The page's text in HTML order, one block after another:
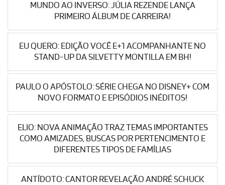
MUNDO AO INVERSO: JÚLIA REZENDE LANÇA
PRIMEIRO ÁLBUM DE CARREIRA!
EU QUERO: EDIÇÃO VOCÊ E+1 ACOMPANHANTE NO
STAND-UP DA SILVETTY MONTILLA EM BH!
PAULO O APÓSTOLO: SÉRIE CHEGA NO DISNEY+ COM
NOVO FORMATO E EPISÓDIOS INÉDITOS!
ELIO: NOVA ANIMAÇÃO TRAZ TEMAS IMPORTANTES
COMO AMIZADES, BUSCAS POR PERTENCIMENTO E
DIFERENTES TIPOS DE FAMÍLIAS
ANTÍDOTO: CANTOR REVELAÇÃO ANDRÉ SCHUCK